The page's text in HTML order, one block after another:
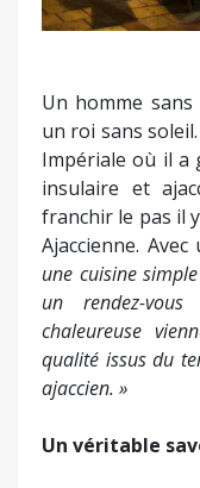
Un homme
un roi sans
Impériale où il a
insulaire et
franchir le pas il
Ajaccienne.
une cuisine
un rendez-
chaleureuse
qualité issus du
ajaccien. »
Un véritable